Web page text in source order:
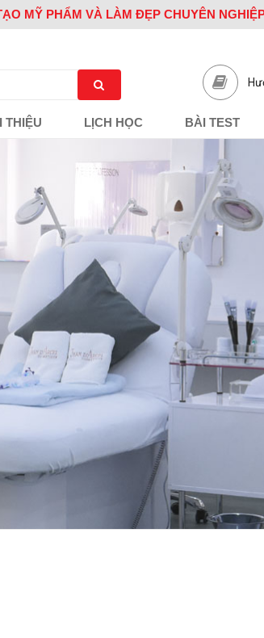
MỸ PHẨM VÀ LÀM ĐẸP CHUYÊN
THIỆU LỊCH HỌC BÀI TEST